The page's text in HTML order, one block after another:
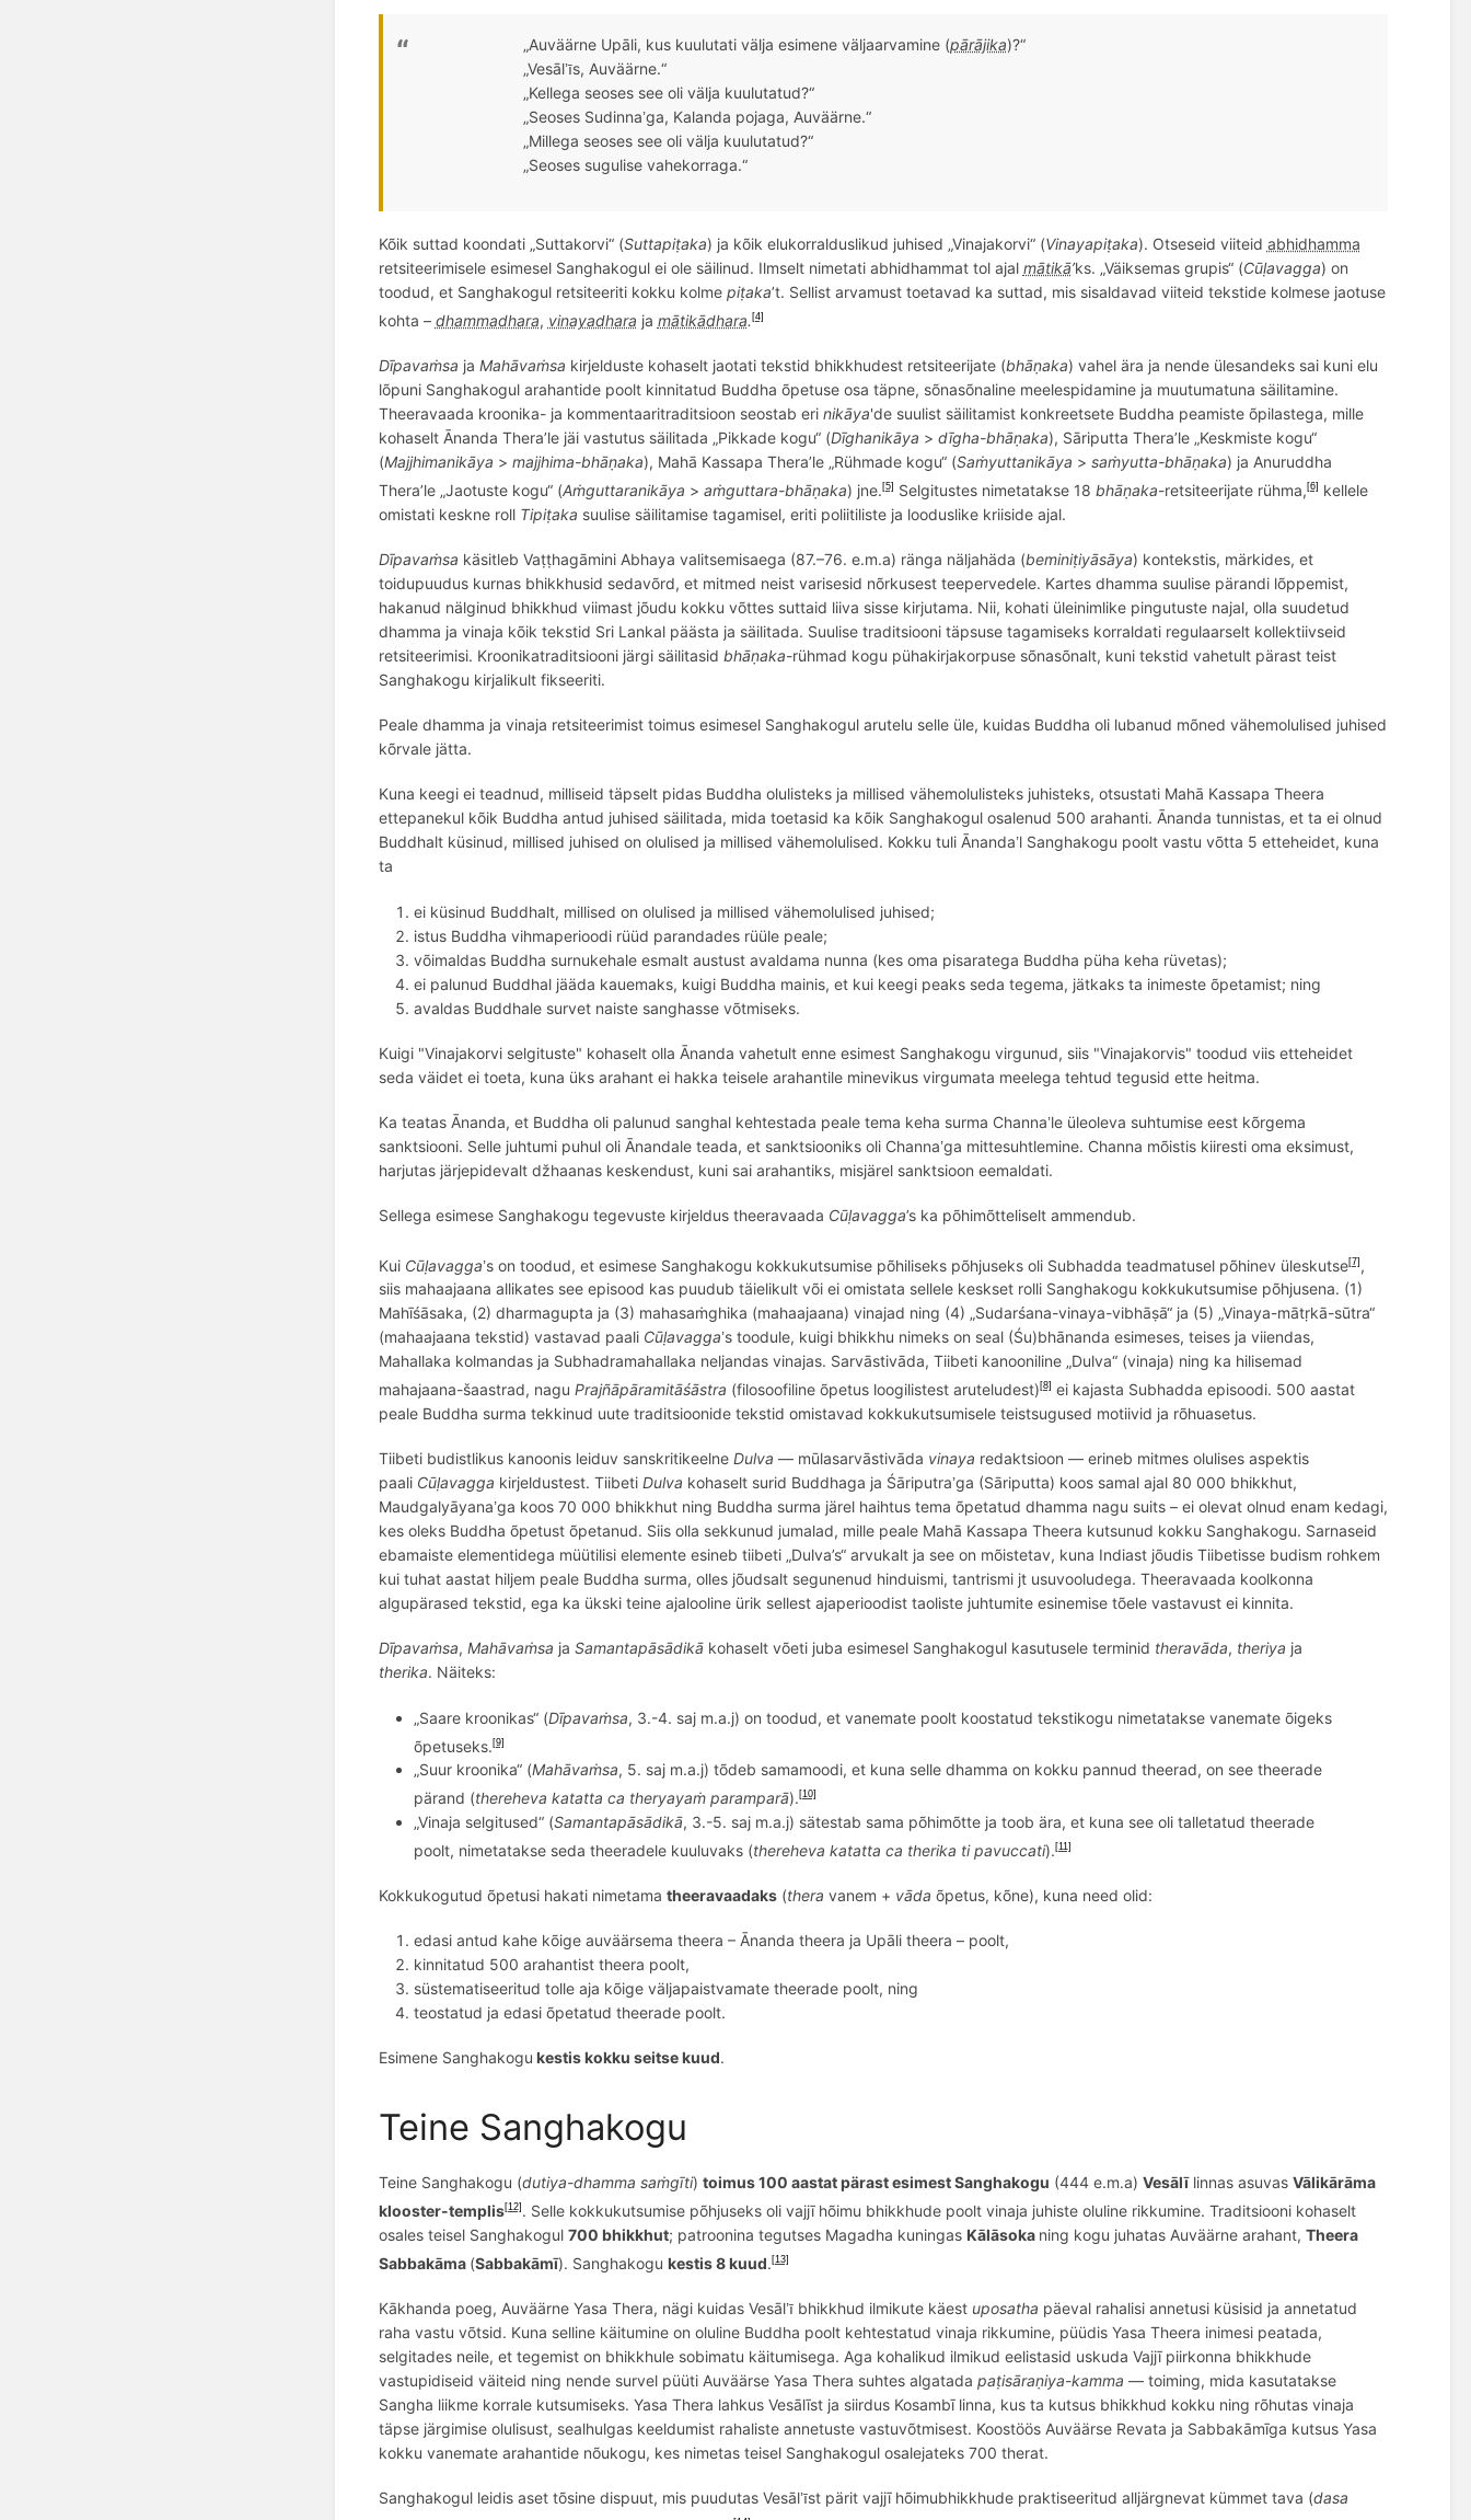
„Auväärne Upāli, kus kuulutati välja esimene väljaarvamine (pārājika)?“
„Vesālī’s, Auväärne.“
„Kellega seoses see oli välja kuulutatud?“
„Seoses Sudinna’ga, Kalanda pojaga, Auväärne.“
„Millega seoses see oli välja kuulutatud?“
„Seoses sugulise vahekorraga.“
Kõik suttad koondati „Suttakorvi“ (Suttapiṭaka) ja kõik elukorralduslikud juhised „Vinajakorvi“ (Vinayapiṭaka). Otseseid viiteid abhidhamma
retsiteerimisele esimesel Sanghakogul ei ole säilinud. Ilmselt nimetati abhidhammat tol ajal mātikā’ks. „Väiksemas grupis“ (Cūḷavagga) on
toodud, et Sanghakogul retsiteeriti kokku kolme piṭaka’t. Sellist arvamust toetavad ka suttad, mis sisaldavad viiteid tekstide kolmese jaotuse
kohta – dhammadhara, vinayadhara ja mātikādhara. [4]
Dīpavaṁsa ja Mahāvaṁsa kirjelduste kohaselt jaotati tekstid bhikkhudest retsiteerijate (bhāṇaka) vahel ära ja nende ülesandeks sai kuni elu
lõpuni Sanghakogul arahantide poolt kinnitatud Buddha õpetuse osa täpne, sõnasõnaline meelespidamine ja muutumatuna säilitamine.
Theeravaada kroonika- ja kommentaaritraditsioon seostab eri nikāya'de suulist säilitamist konkreetsete Buddha peamiste õpilastega, mille
kohaselt Ānanda Thera’le jäi vastutus säilitada „Pikkade kogu“ (Dīghanikāya > dīgha-bhāṇaka), Sāriputta Thera’le „Keskmiste kogu“
(Majjhimanikāya > majjhima-bhāṇaka), Mahā Kassapa Thera’le „Rühmade kogu“ (Saṁyuttanikāya > saṁyutta-bhāṇaka) ja Anuruddha
Thera’le „Jaotuste kogu“ (Aṁguttaranikāya > aṁguttara-bhāṇaka) jne. [5] Selgitustes nimetatakse 18 bhāṇaka-retsiteerijate rühma, [6]
kellele
omistati keskne roll Tipiṭaka suulise säilitamise tagamisel, eriti poliitiliste ja looduslike kriiside ajal.
Dīpavaṁsa käsitleb Vaṭṭhagāmini Abhaya valitsemisaega (87.–76. e.m.a) ränga näljahäda (beminiṭiyāsāya) kontekstis, märkides, et
toidupuudus kurnas bhikkhusid sedavõrd, et mitmed neist varisesid nõrkusest teepervedele. Kartes dhamma suulise pärandi lõppemist,
hakanud nälginud bhikkhud viimast jõudu kokku võttes suttaid liiva sisse kirjutama. Nii, kohati üleinimlike pingutuste najal, olla suudetud
dhamma ja vinaja kõik tekstid Sri Lankal päästa ja säilitada. Suulise traditsiooni täpsuse tagamiseks korraldati regulaarselt kollektiivseid
retsiteerimisi. Kroonikatraditsiooni järgi säilitasid bhāṇaka-rühmad kogu pühakirjakorpuse sõnasõnalt, kuni tekstid vahetult pärast teist
Sanghakogu kirjalikult fikseeriti.
Peale dhamma ja vinaja retsiteerimist toimus esimesel Sanghakogul arutelu selle üle, kuidas Buddha oli lubanud mõned vähemolulised juhised
kõrvale jätta.
Kuna keegi ei teadnud, milliseid täpselt pidas Buddha olulisteks ja millised vähemolulisteks juhisteks, otsustati Mahā Kassapa Theera
ettepanekul kõik Buddha antud juhised säilitada, mida toetasid ka kõik Sanghakogul osalenud 500 arahanti. Ānanda tunnistas, et ta ei olnud
Buddhalt küsinud, millised juhised on olulised ja millised vähemolulised. Kokku tuli Ānanda’l Sanghakogu poolt vastu võtta 5 etteheidet, kuna
ta
ei küsinud Buddhalt, millised on olulised ja millised vähemolulised juhised;
istus Buddha vihmaperioodi rüüd parandades rüüle peale;
võimaldas Buddha surnukehale esmalt austust avaldama nunna (kes oma pisaratega Buddha püha keha rüvetas);
ei palunud Buddhal jääda kauemaks, kuigi Buddha mainis, et kui keegi peaks seda tegema, jätkaks ta inimeste õpetamist; ning
avaldas Buddhale survet naiste sanghasse võtmiseks.
Kuigi "Vinajakorvi selgituste" kohaselt olla Ānanda vahetult enne esimest Sanghakogu virgunud, siis "Vinajakorvis" toodud viis etteheidet
seda väidet ei toeta, kuna üks arahant ei hakka teisele arahantile minevikus virgumata meelega tehtud tegusid ette heitma.
Ka teatas Ānanda, et Buddha oli palunud sanghal kehtestada peale tema keha surma Channa’le üleoleva suhtumise eest kõrgema
sanktsiooni. Selle juhtumi puhul oli Ānandale teada, etsanktsiooniks oli Channa’ga mittesuhtlemine. Channa mõistis kiiresti oma eksimust,
harjutas järjepidevalt džhaanas keskendust, kuni sai arahantiks, misjärel sanktsioon eemaldati.
Sellega esimese Sanghakogu tegevuste kirjeldus theeravaada Cūḷavagga’s ka põhimõtteliselt ammendub.
Kui Cūḷavagga’s on toodud, et esimese Sanghakogu kokkukutsumise põhiliseks põhjuseks oli Subhadda teadmatusel põhinev üleskutse[7]
siis mahaajaana allikates seeepisood kas puudub täielikult või ei omistata sellele keskset rolli Sanghakogu kokkukutsumise põhjusena. (1)
Mahīśāsaka, (2) dharmagupta ja (3) mahasaṁghika (mahaajaana) vinajad ning (4) „Sudarśana-vinaya-vibhāṣā“ ja (5) „Vinaya-mātṛkā-sūtra“
(mahaajaana tekstid) vastavad paali Cūḷavagga’s toodule, kuigi bhikkhu nimeks on seal (Śu)bhānanda esimeses, teises ja viiendas,
Mahallaka kolmandas ja Subhadramahallaka neljandas vinajas. Sarvāstivāda, Tiibeti kanooniline „Dulva“ (vinaja) ning ka hilisemad
mahajaana-šaastrad, nagu Prajñāpāramitāśāstra (filosoofiline õpetus loogilistest aruteludest) [8] ei kajasta Subhadda episoodi. 500 aastat
peale Buddha surma tekkinud uute traditsioonide tekstid omistavad kokkukutsumisele teistsugused motiivid ja rõhuasetus.
Tiibeti budistlikus kanoonis leiduv sanskritikeelne Dulva — mūlasarvāstivāda vinaya redaktsioon — erineb mitmes olulises aspektis
paali Cūḷavagga kirjeldustest. Tiibeti Dulva kohaselt surid Buddhaga ja Śāriputra’ga (Sāriputta) koos samal ajal 80 000 bhikkhut,
Maudgalyāyana’ga koos 70 000 bhikkhut ning Buddha surma järel haihtus tema õpetatud dhamma nagu suits – ei olevat olnud enam kedagi,
kes oleks Buddha õpetust õpetanud. Siis olla sekkunud jumalad, mille peale Mahā Kassapa Theera kutsunud kokku Sanghakogu. Sarnaseid
ebamaiste elementidega müütilisi elemente esineb tiibeti „Dulva’s“ arvukalt ja see on mõistetav, kuna Indiast jõudis Tiibetisse budism rohkem
kui tuhat aastat hiljem peale Buddha surma, olles jõudsalt segunenud hinduismi, tantrismi jt usuvooludega. Theeravaada koolkonna
algupärased tekstid, ega ka ükski teine ajalooline ürik sellest ajaperioodist taoliste juhtumite esinemise tõele vastavust ei kinnita.
Dīpavaṁsa, Mahāvaṁsa ja Samantapāsādikākohaselt võeti juba esimesel Sanghakogul kasutusele terminid theravāda, theriya ja
therika. Näiteks:
„Saare kroonikas“ (Dīpavaṁsa, 3.-4. saj m.a.j) on toodud, et vanemate poolt koostatud tekstikogu nimetatakse vanemate õigeks
õpetuseks. [9]
„Suur kroonika“ (Mahāvaṁsa, 5. saj m.a.j) tõdeb samamoodi, et kuna selle dhamma on kokku pannud theerad, on see theerade
pärand (thereheva katatta ca theryayaṁparamparā). [10]
„Vinaja selgitused“ (Samantapāsādikā, 3.-5. saj m.a.j) sätestab sama põhimõtte ja toob ära, et kuna see oli talletatud theerade
poolt, nimetatakse seda theeradele kuuluvaks (thereheva katatta ca therika ti pavuccati). [11]
Kokkukogutud õpetusi hakati nimetama theeravaadaks(thera vanem + vāda õpetus, kõne), kuna need olid:
edasi antud kahe kõige auväärsema theera – Ānanda theera ja Upāli theera – poolt,
kinnitatud 500 arahantist theera poolt,
süstematiseeritud tolle aja kõige väljapaistvamate theerade poolt, ning
teostatud ja edasi õpetatud theerade poolt.
Esimene Sanghakogu kestis kokku seitse kuud.
Teine Sanghakogu
Teine Sanghakogu (dutiya-dhamma saṁgīti) toimus 100 aastat pärast esimest Sanghakogu (444 e.m.a) Vesālīlinnas asuvas Vālikārāma
klooster-templis[12] . Selle kokkukutsumise põhjuseks oli vajjī hõimu bhikkhude poolt vinaja juhiste oluline rikkumine. Traditsiooni kohaselt
osales teisel Sanghakogul 700 bhikkhut; patroonina tegutses Magadha kuningas Kālāsoka ning kogu juhatas Auväärne arahant, Theera
Sabbakāma (Sabbakāmī). Sanghakogu kestis 8 kuud. [13]
Kākhanda poeg, Auväärne Yasa Thera, nägi kuidas Vesālī’ bhikkhud ilmikute käest uposatha päevalrahalisi annetusi küsisid ja annetatud
raha vastu võtsid. Kuna selline käitumine on oluline Buddha poolt kehtestatud vinaja rikkumine, püüdis Yasa Theera inimesi peatada,
selgitades neile, et tegemist on bhikkhulesobimatu käitumisega. Aga kohalikud ilmikud eelistasid uskuda Vajjī piirkonna bhikkhude
vastupidiseid väiteid ning nende survel püüti Auväärse Yasa Thera suhtes algatada paṭisāraṇiya-kamma — toiming, mida kasutatakse
Sangha liikme korrale kutsumiseks. Yasa Thera lahkus Vesālīst ja siirdus Kosambī linna, kus ta kutsus bhikkhud kokku ning rõhutas vinaja
täpse järgimise olulisust, sealhulgas keeldumist rahaliste annetuste vastuvõtmisest. Koostöös Auväärse Revata ja Sabbakāmīga kutsus Yasa
kokku vanemate arahantide nõukogu, kes nimetas teisel Sanghakogul osalejateks 700 therat.
Sanghakogul leidis aset tõsine dispuut, mis puudutas Vesālī’st pärit vajjī hõimubhikkhude praktiseeritud alljärgnevat kümmet tava (dasa